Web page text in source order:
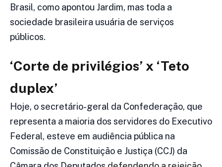
Brasil, como apontou Jardim, mas toda a
sociedade brasileira usuária de serviços
públicos.
‘Corte de privilégios’ x ‘Teto
duplex’
Hoje, o secretário-geral da Confederação, que
representa a maioria dos servidores do Executivo
Federal, esteve em audiência pública na
Comissão de Constituição e Justiça (CCJ) da